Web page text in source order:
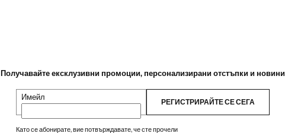
Получавайте ексклузивни промоции, персонализирани отстъпки и новини
Имейл РЕГИСТРИРАЙТЕ СЕ СЕГА
Като се абонирате, вие потвърждавате, че сте прочели